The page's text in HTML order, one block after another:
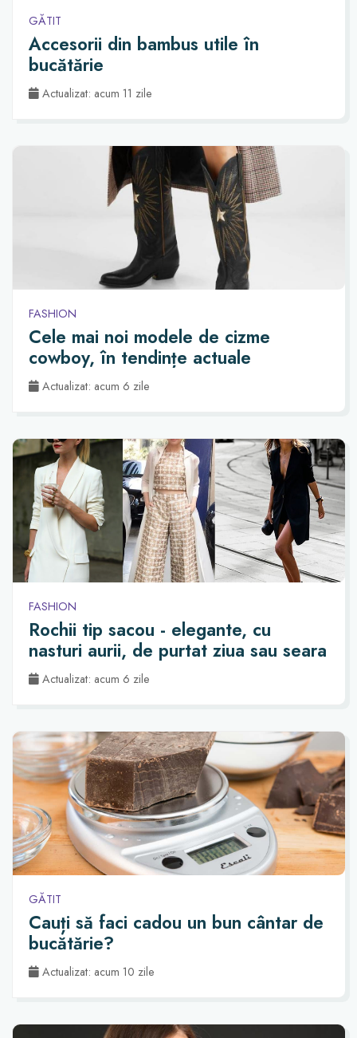
GĂTIT
Accesorii din bambus utile în
bucătărie
Actualizat: acum 11 zile
FASHION
Cele mai noi modele de cizme
cowboy, în tendințe actuale
Actualizat: acum 6 zile
FASHION
Rochii tip sacou - elegante, cu
nasturi aurii, de purtat ziua sau seara
Actualizat: acum 6 zile
GĂTIT
Cauți să faci cadou un bun cântar de
bucătărie?
Actualizat: acum 10 zile